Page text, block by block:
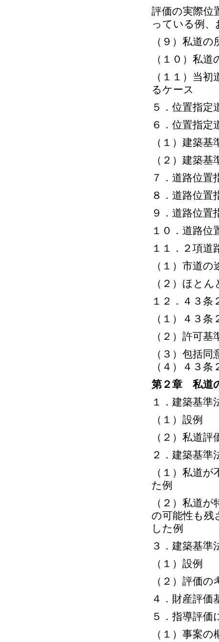
評価の実際位
っている例
（９）私道
（１０）私
（１１）当
るケース
５．位置指
６．位置指定
（１）建築
（２）建築
７．道路位置
８．道路位置
９．道路位置
１０．道路位
１１．２項道
（１）市道
（２）ほと
１２．４３条
（１）４３
（２）許可
（３）包括
（４）４３
第２章 私道
１．建築基準
（１）設例
（２）私道
２．建築基準
（１）私道
た例
（２）私道
の可能性も残
した例
３．建築基
（１）設例
（２）評価
４．財産評価
５．指導評価
（１）事案の